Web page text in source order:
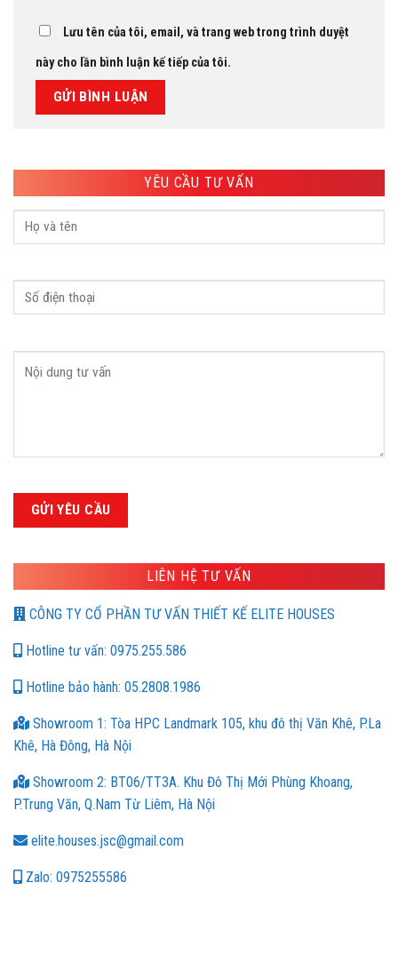
Lưu tên của tôi, email, và trang web trong trình duyệt
này cho lần bình luận kế tiếp của tôi.
YÊU CẦU TƯ VẤN
LIÊN HỆ TƯ VẤN
CÔNG TY CỔ PHẦN TƯ VẤN THIẾT KẾ ELITE HOUSES
Hotline tư vấn: 0975.255.586
Hotline bảo hành: 05.2808.1986
Showroom 1: Tòa HPC Landmark 105, khu đô thị Văn Khê, P.La
Khê, Hà Đông, Hà Nội
Showroom 2: BT06/TT3A. Khu Đô Thị Mới Phùng Khoang,
P.Trung Văn, Q.Nam Từ Liêm, Hà Nội
elite.houses.jsc@gmail.com
Zalo: 0975255586